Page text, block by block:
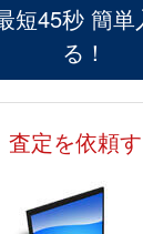
短45秒 簡
る！
査定を依頼